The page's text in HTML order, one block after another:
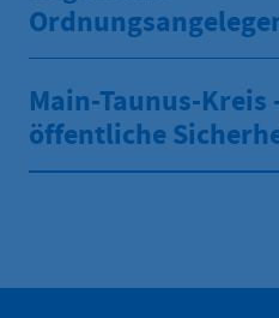
Main-Taunus-Kreis
öffentliche